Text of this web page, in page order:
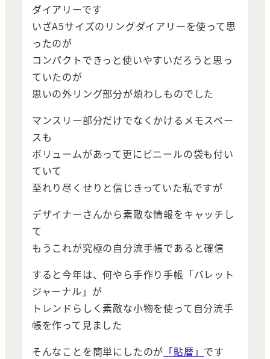
ダイアリーです
いざA5サイズのリングダイアリーを使って思
ったのが
コンパクトできっと使いやすいだろうと思っ
ていたのが
思いの外リング部分が煩わしものでした
マンスリー部分だけでなくかけるメモスペー
スも
ボリュームがあって更にビニールの袋も付い
ていて
至れり尽くせりと信じきっていた私ですが
デザイナーさんから素敵な情報をキャッチし
て
もうこれが究極の自分流手帳であると確信
すると今年は、何やら手作り手帳「バレット
ジャーナル」が
トレンドらしく素敵な小物を使って自分流手
帳を作って見ました
そんなことを簡単にしたのが 「貼暦」 です